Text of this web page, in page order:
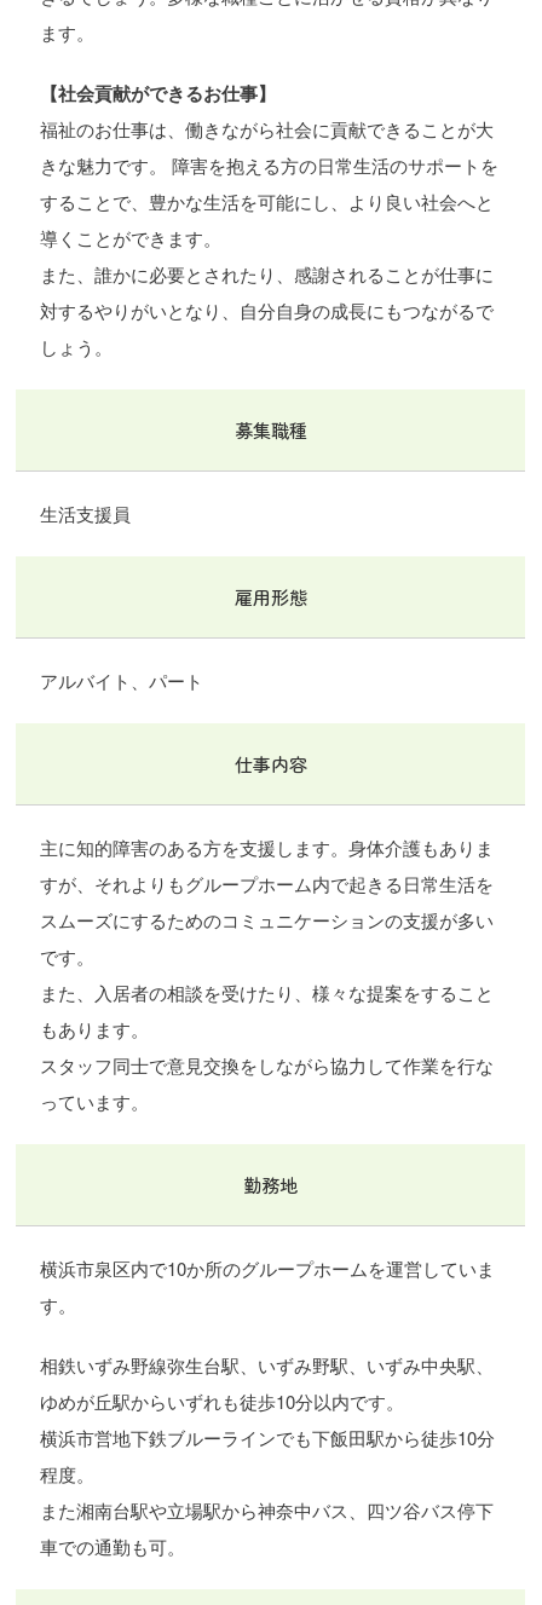
ます。
【社会貢献ができるお仕事】
福祉のお仕事は、働きながら社会に貢献できることが大
きな魅力です。 障害を抱える方の日常生活のサポートを
することで、豊かな生活を可能にし、より良い社会へと
導くことができます。
また、誰かに必要とされたり、感謝されることが仕事に
対するやりがいとなり、自分自身の成長にもつながるで
しょう。
募集職種
生活支援員
雇用形態
アルバイト、パート
仕事内容
主に知的障害のある方を支援します。身体介護もありま
すが、それよりもグループホーム内で起きる日常生活を
スムーズにするためのコミュニケーションの支援が多い
です。
また、入居者の相談を受けたり、様々な提案をすること
もあります。
スタッフ同士で意見交換をしながら協力して作業を行な
っています。
勤務地
横浜市泉区内で10か所のグループホームを運営していま
す。
相鉄いずみ野線弥生台駅、いずみ野駅、いずみ中央駅、
ゆめが丘駅からいずれも徒歩10分以内です。
横浜市営地下鉄ブルーラインでも下飯田駅から徒歩10分
程度。
また湘南台駅や立場駅から神奈中バス、四ツ谷バス停下
車での通勤も可。